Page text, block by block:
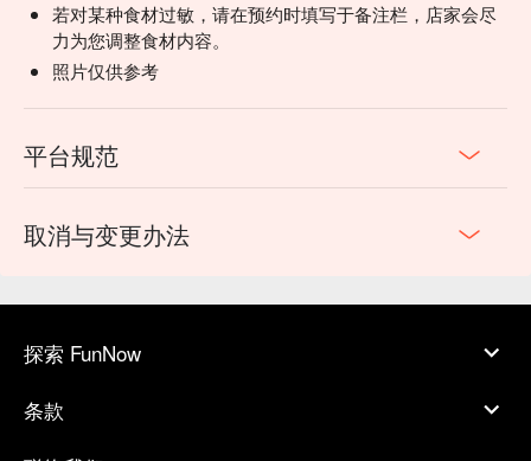
若对某种食材过敏，请在预约时填写于备注栏，店家会尽
力为您调整食材内容。
照片仅供参考
平台规范
取消与变更办法
探索 FunNow
条款